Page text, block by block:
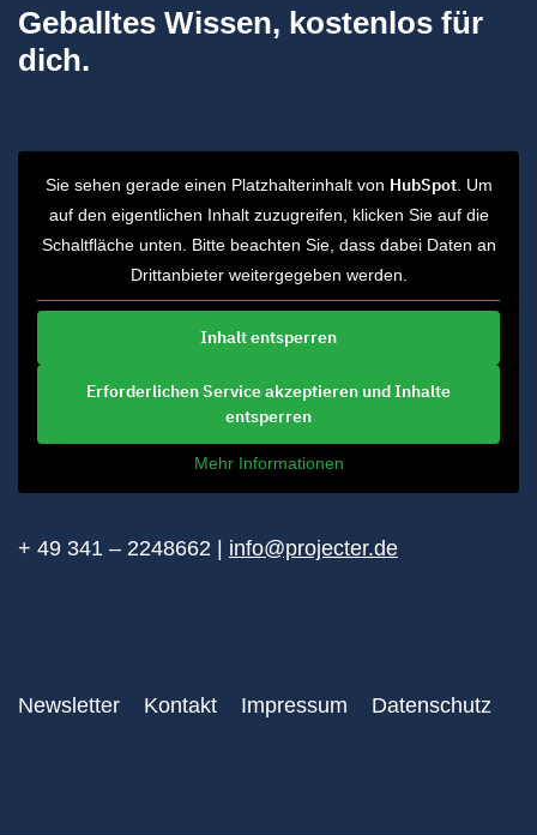
Geballtes Wissen, kostenlos für
dich.
Sie sehen gerade einen Platzhalterinhalt von HubSpot. Um
auf den eigentlichen Inhalt zuzugreifen, klicken Sie auf die
Schaltfläche unten. Bitte beachten Sie, dass dabei Daten an
Drittanbieter weitergegeben werden.
Inhalt entsperren
Erforderlichen Service akzeptieren und Inhalte
entsperren
Mehr Informationen
+ 49 341 – 2248662 | info@projecter.de
Newsletter Kontakt Impressum Datenschutz